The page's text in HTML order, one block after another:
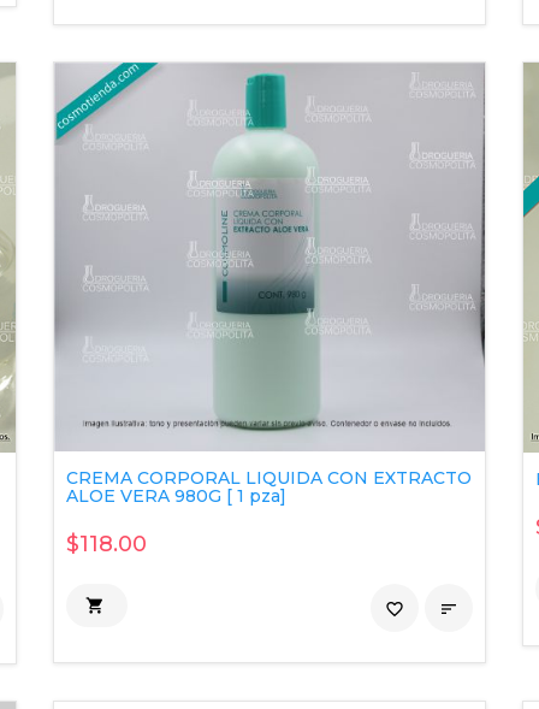
CREMA CORPORAL LIQUIDA CON EXTRACTO
ALOE VERA 980G [ 1 pza]
$118.00
 
favorite_border